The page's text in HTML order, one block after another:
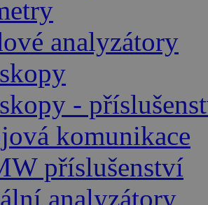
analyzátory
-
komunikace
příslušenství
analyzátory